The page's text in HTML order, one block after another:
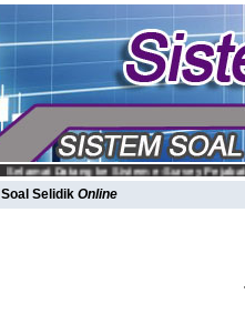
Selamat Datang ke Sistem e-Survey Pejabat
Soal SelidikOnline